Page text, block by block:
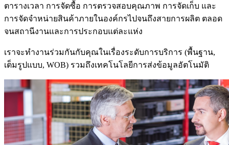
ตารางเวลา การจัดซื้อ การตรวจสอบคุณภาพ การจัดเก็บ และ
การจัดจำหน่ายสินค้าภายในองค์กรไปจนถึงสายการผลิต ตลอด
จนสถานีงานและการประกอบแต่ละแห่ง
เราจะทำงานร่วมกันกับคุณในเรื่องระดับการบริการ (พื้นฐาน,
เต็มรูปแบบ, WOB) รวมถึงเทคโนโลยีการส่งข้อมูลอัตโนมัติ